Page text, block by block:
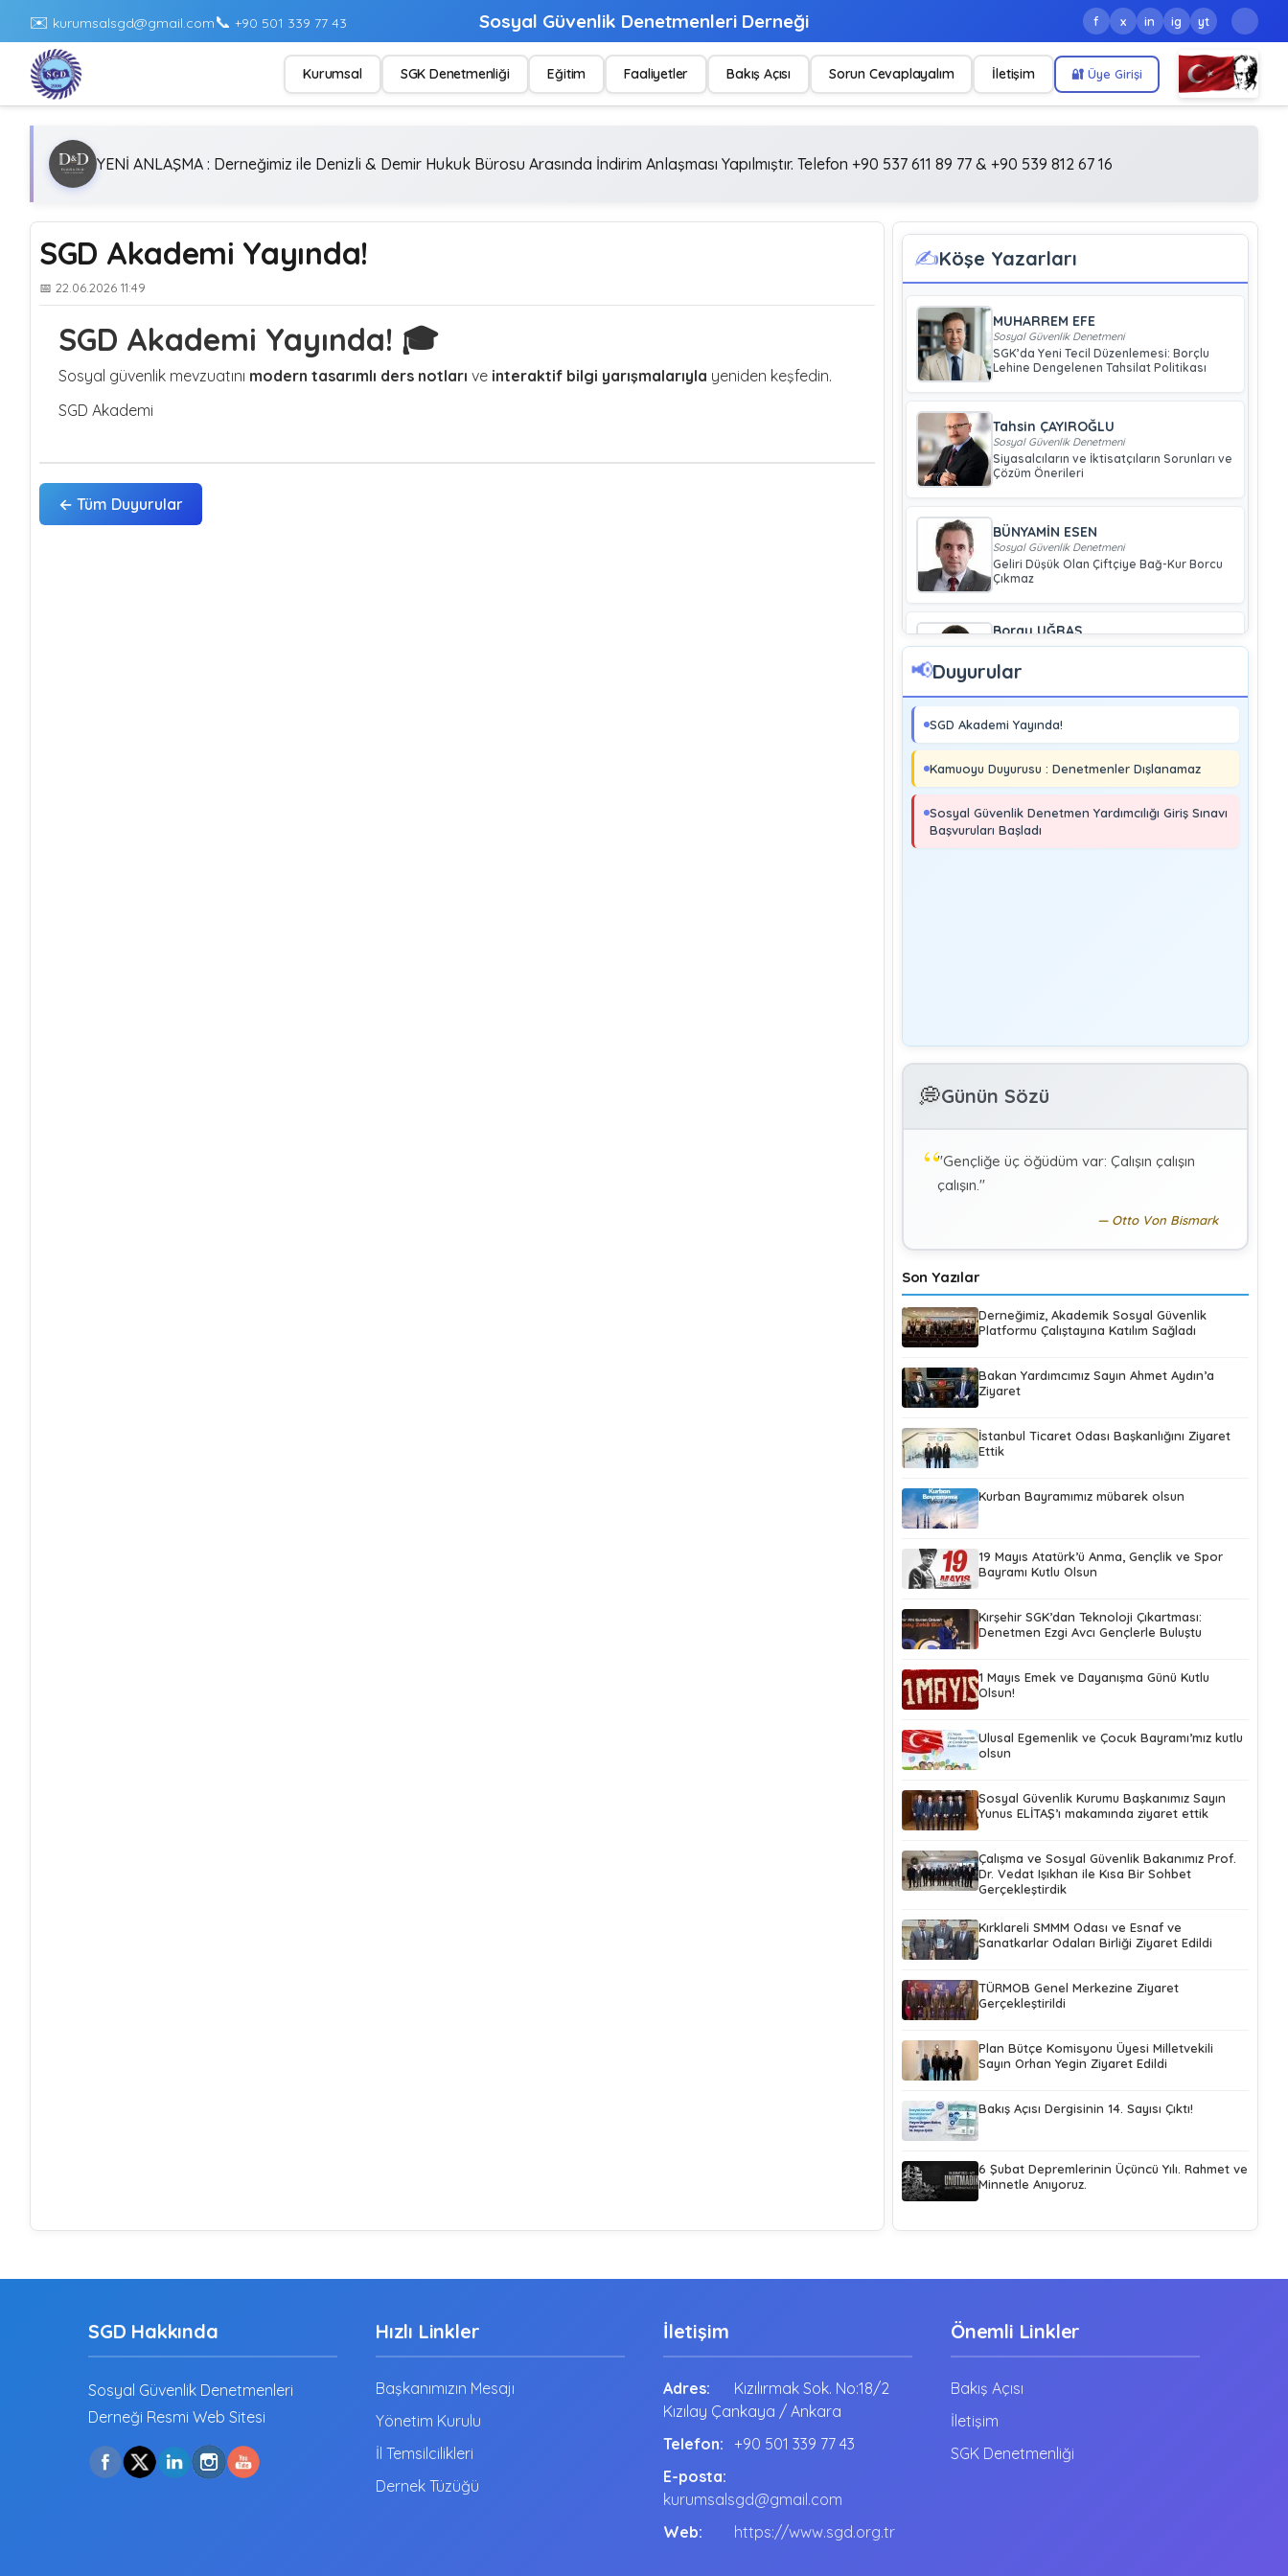
✉️ kurumsalsgd@gmail.com📞 +90 501 339 77 43 Sosyal Güvenlik Denetmenleri Derneği f x in ig yt
Kurumsal SGK Denetmenliği Eğitim Faaliyetler Bakış Açısı Sorun Cevaplayalım İletişim 🔐 Üye Girişi
YENİ ANLAŞMA : Derneğimiz ile Denizli & Demir Hukuk Bürosu Arasında İndirim Anlaşması Yapılmıştır. Telefon +90 537 611 89 77 & +90 539 812 67 16
SGD Akademi Yayında!
📅 22.06.2026 11:49
SGD Akademi Yayında! 🎓
Sosyal güvenlik mevzuatını modern tasarımlı ders notları ve interaktif bilgi yarışmalarıyla yeniden keşfedin.
SGD Akademi
← Tüm Duyurular
✍️Köşe Yazarları
MUHARREM EFE
Sosyal Güvenlik Denetmeni
SGK’da Yeni Tecil Düzenlemesi: Borçlu
Lehine Dengelenen Tahsilat Politikası
Tahsin ÇAYIROĞLU
Sosyal Güvenlik Denetmeni
Siyasalcıların ve İktisatçıların Sorunları ve
Çözüm Önerileri
BÜNYAMİN ESEN
Sosyal Güvenlik Denetmeni
Geliri Düşük Olan Çiftçiye Bağ-Kur Borcu
Çıkmaz
Boray UĞRAŞ
Sosyal Güvenlik Denetmeni
Soma ve Ermenek’te Meydana Gelen
Kazalar Büyük Endüstriyel Kaza
MURAT ÇİMEN
Kayıt Dışı İstihdamla Mücadeleye Farklı
Bir Yaklaşım
K
KÜBRA KOÇ
İkili Sosyal Güvenlik Anlaşmaları :Türkiye
(Makale)
📢Duyurular
SGD Akademi Yayında!
Kamuoyu Duyurusu : Denetmenler Dışlanamaz
Sosyal Güvenlik Denetmen Yardımcılığı Giriş Sınavı
Başvuruları Başladı
💭Günün Sözü
"Gençliğe üç öğüdüm var: Çalışın çalışın
çalışın."
Otto Von Bismark
Son Yazılar
Derneğimiz, Akademik Sosyal Güvenlik
Platformu Çalıştayına Katılım Sağladı
Bakan Yardımcımız Sayın Ahmet Aydın’a
Ziyaret
İstanbul Ticaret Odası Başkanlığını Ziyaret
Ettik
Kurban Bayramımız mübarek olsun
19 Mayıs Atatürk’ü Anma, Gençlik ve Spor
Bayramı Kutlu Olsun
Kırşehir SGK’dan Teknoloji Çıkartması:
Denetmen Ezgi Avcı Gençlerle Buluştu
1 Mayıs Emek ve Dayanışma Günü Kutlu
Olsun!
Ulusal Egemenlik ve Çocuk Bayramı’mız kutlu
olsun
Sosyal Güvenlik Kurumu Başkanımız Sayın
Yunus ELİTAŞ’ı makamında ziyaret ettik
Çalışma ve Sosyal Güvenlik Bakanımız Prof.
Dr. Vedat Işıkhan ile Kısa Bir Sohbet
Gerçekleştirdik
Kırklareli SMMM Odası ve Esnaf ve
Sanatkarlar Odaları Birliği Ziyaret Edildi
TÜRMOB Genel Merkezine Ziyaret
Gerçekleştirildi
Plan Bütçe Komisyonu Üyesi Milletvekili
Sayın Orhan Yegin Ziyaret Edildi
Bakış Açısı Dergisinin 14. Sayısı Çıktı!
6 Şubat Depremlerinin Üçüncü Yılı. Rahmet ve
Minnetle Anıyoruz.
SGD Hakkında
Sosyal Güvenlik Denetmenleri
Derneği Resmi Web Sitesi
Hızlı Linkler
Başkanımızın Mesajı
Yönetim Kurulu
İl Temsilcilikleri
Dernek Tüzüğü
İletişim
Adres:
Kızılırmak Sok. No:18/2
Kızılay Çankaya / Ankara
Telefon:
+90 501 339 77 43
E-posta:
kurumsalsgd@gmail.com
Web:
https://www.sgd.org.tr
Önemli Linkler
Bakış Açısı
İletişim
SGK Denetmenliği